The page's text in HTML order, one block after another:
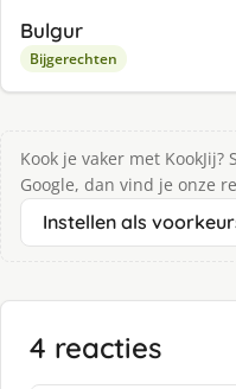
Bulgur
Bijgerechten
Kook je vaker met
Google, dan vind je onze
Instellen als
4 reacties